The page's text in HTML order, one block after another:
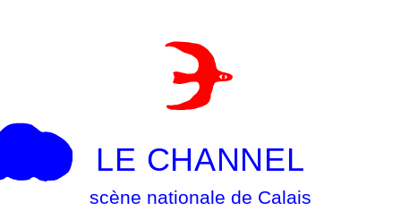
LE CHANNEL
scène nationale de Calais